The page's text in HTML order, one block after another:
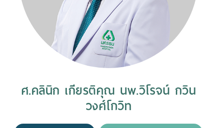
ศ.คลินิก เกียรติคุณ นพ.วิโรจน์ กวิน
วงศ์โกวิท